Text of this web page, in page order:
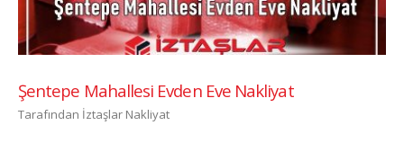
Şentepe Mahallesi Evden Eve Nakliyat
Tarafından İztaşlar Nakliyat